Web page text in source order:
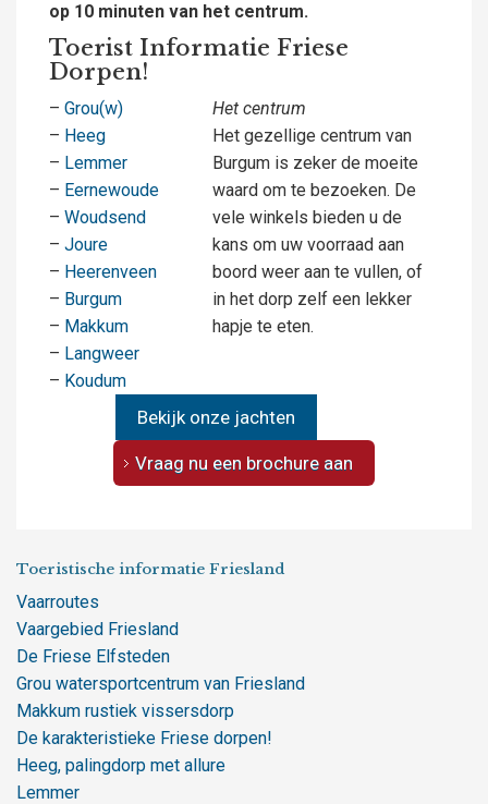
op 10 minuten van het centrum.
Toerist Informatie Friese
Dorpen!
– Grou(w)
– Heeg
– Lemmer
– Eernewoude
– Woudsend
– Joure
– Heerenveen
– Burgum
– Makkum
– Langweer
– Koudum
Het centrum
Het gezellige centrum van
Burgum is zeker de moeite
waard om te bezoeken. De
vele winkels bieden u de
kans om uw voorraad aan
boord weer aan te vullen, of
in het dorp zelf een lekker
hapje te eten.
Bekijk onze jachten
Vraag nu een brochure aan
Toeristische informatie Friesland
Vaarroutes
Vaargebied Friesland
De Friese Elfsteden
Grou watersportcentrum van Friesland
Makkum rustiek vissersdorp
De karakteristieke Friese dorpen!
Heeg, palingdorp met allure
Lemmer